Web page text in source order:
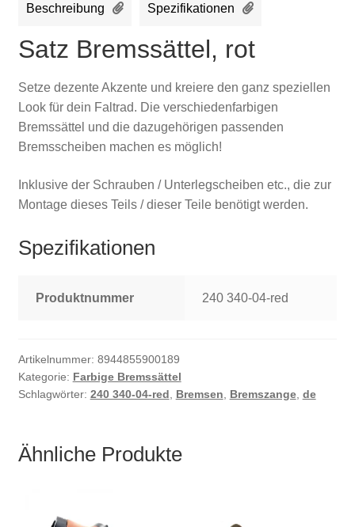
Beschreibung Spezifikationen
Satz Bremssättel, rot
Setze dezente Akzente und kreiere den ganz speziellen
Look für dein Faltrad. Die verschiedenfarbigen
Bremssättel und die dazugehörigen passenden
Bremsscheiben machen es möglich!
Inklusive der Schrauben / Unterlegscheiben etc., die zur
Montage dieses Teils / dieser Teile benötigt werden.
Spezifikationen
Produktnummer 240 340-04-red
Artikelnummer: 8944855900189
Kategorie: Farbige Bremssättel
Schlagwörter: 240 340-04-red Bremsen Bremszange, de
Ähnliche Produkte